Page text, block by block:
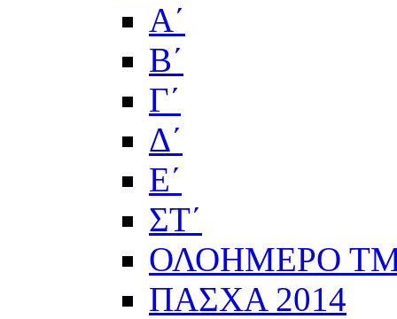
Α΄
Β΄
Γ΄
Δ΄
Ε΄
ΣΤ΄
ΟΛΟΗΜΕΡΟ
ΠΑΣΧΑ 2014